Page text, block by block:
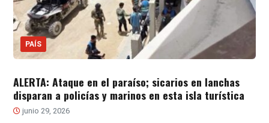
PAÍS
ALERTA: Ataque en el paraíso; sicarios en lanchas
disparan a policías y marinos en esta isla turística
junio 29, 2026